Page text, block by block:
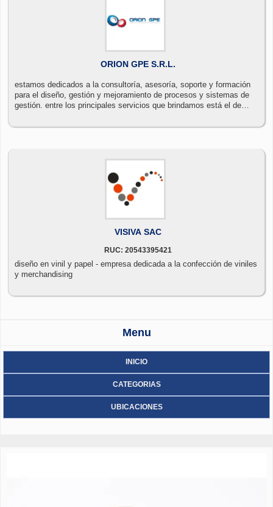
ORION GPE S.R.L.
estamos dedicados a la consultoría, asesoría, soporte y formación
para el diseño, gestión y mejoramiento de procesos y sistemas de
gestión. entre los principales servicios que brindamos está el de
instructores en la ciudad de arequipa, exclusivamente dedicados a
VISIVA SAC
RUC: 20543395421
diseño en vinil y papel - empresa dedicada a la confección de viniles
y merchandising
Menu
INICIO
CATEGORIAS
UBICACIONES